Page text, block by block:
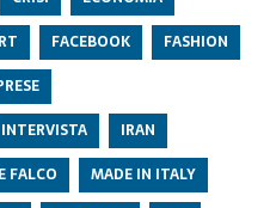
FACEBOOK
FASHION
INTERVISTA
IRAN
FALCO
MADE IN ITALY